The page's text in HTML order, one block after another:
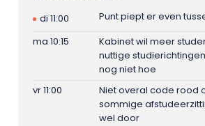
di 11:00
Punt piept er even
ma 10:15
Kabinet wil meer
nuttige
nog niet hoe
vr 11:00
Niet overal code rood
sommige
wel door